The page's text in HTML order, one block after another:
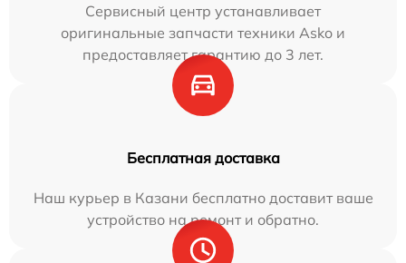
Сервисный центр устанавливает
оригинальные запчасти техники Asko и
предоставляет гарантию до 3 лет.
Бесплатная доставка
Наш курьер в Казани бесплатно доставит ваше
устройство на ремонт и обратно.